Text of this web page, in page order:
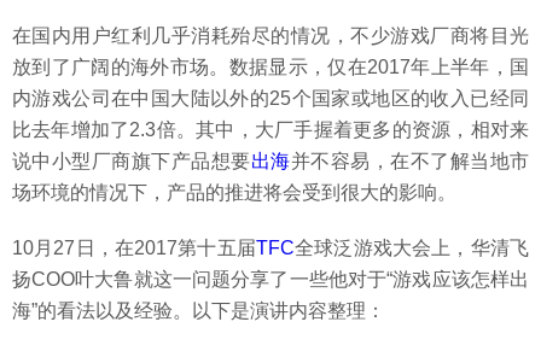
在国内用户红利几乎消耗殆尽的情况，不少游戏厂商将目光
放到了广阔的海外市场。数据显示，仅在2017年上半年，国
内游戏公司在中国大陆以外的25个国家或地区的收入已经同
比去年增加了2.3倍。其中，大厂手握着更多的资源，相对来
说中小型厂商旗下产品想要出海并不容易，在不了解当地市
场环境的情况下，产品的推进将会受到很大的影响。
10月27日，在2017第十五届TFC全球泛游戏大会上，华清飞
扬COO叶大鲁就这一问题分享了一些他对于“游戏应该怎样出
海”的看法以及经验。以下是演讲内容整理：